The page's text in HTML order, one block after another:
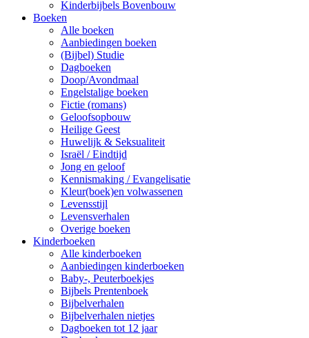
Kinderbijbels Bovenbouw
Boeken
Alle boeken
Aanbiedingen boeken
(Bijbel) Studie
Dagboeken
Doop/Avondmaal
Engelstalige boeken
Fictie (romans)
Geloofsopbouw
Heilige Geest
Huwelijk & Seksualiteit
Israël / Eindtijd
Jong en geloof
Kennismaking / Evangelisatie
Kleur(boek)en volwassenen
Levensstijl
Levensverhalen
Overige boeken
Kinderboeken
Alle kinderboeken
Aanbiedingen kinderboeken
Baby-, Peuterboekjes
Bijbels Prentenboek
Bijbelverhalen
Bijbelverhalen nietjes
Dagboeken tot 12 jaar